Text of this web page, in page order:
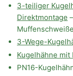
3-teiliger
Direktmontage
3-Wege-
Kugelhähne mit
PN16-